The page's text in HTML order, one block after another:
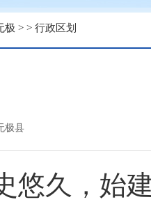
极 > > 行政区划
极县
悠久，始